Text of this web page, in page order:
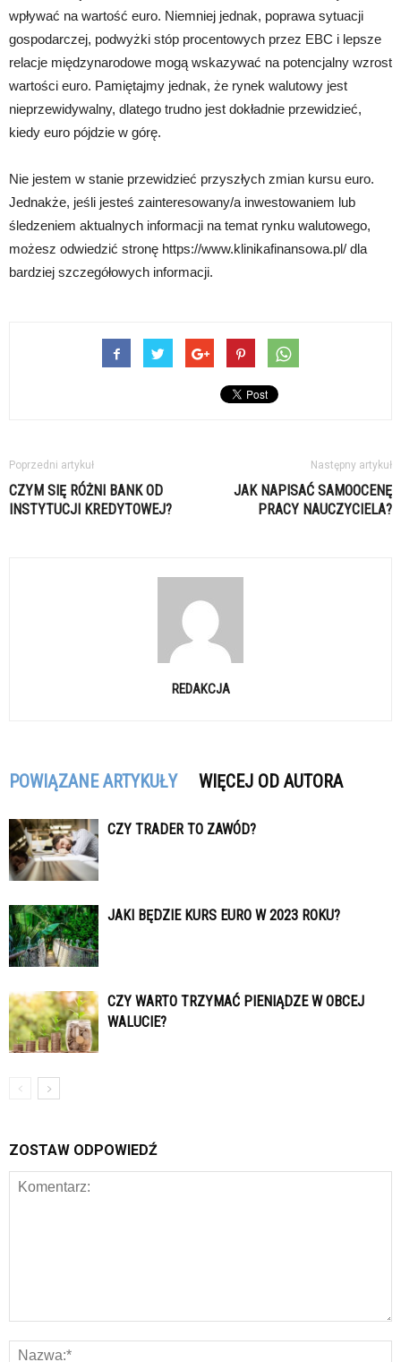
wpływać na wartość euro. Niemniej jednak, poprawa sytuacji
gospodarczej, podwyżki stóp procentowych przez EBC i lepsze
relacje międzynarodowe mogą wskazywać na potencjalny wzrost
wartości euro. Pamiętajmy jednak, że rynek walutowy jest
nieprzewidywalny, dlatego trudno jest dokładnie przewidzieć,
kiedy euro pójdzie w górę.
Nie jestem w stanie przewidzieć przyszłych zmian kursu euro.
Jednakże, jeśli jesteś zainteresowany/a inwestowaniem lub
śledzeniem aktualnych informacji na temat rynku walutowego,
możesz odwiedzić stronę https://www.klinikafinansowa.pl/ dla
bardziej szczegółowych informacji.
Poprzedni artykuł
CZYM SIĘ RÓŻNI BANK OD
INSTYTUCJI KREDYTOWEJ?
Następny artykuł
JAK NAPISAĆ SAMOOCENĘ
PRACY NAUCZYCIELA?
REDAKCJA
POWIĄZANE ARTYKUŁY WIĘCEJ OD AUTORA
CZY TRADER TO ZAWÓD?
JAKI BĘDZIE KURS EURO W 2023 ROKU?
CZY WARTO TRZYMAĆ PIENIĄDZE W OBCEJ
WALUCIE?
ZOSTAW ODPOWIEDŹ